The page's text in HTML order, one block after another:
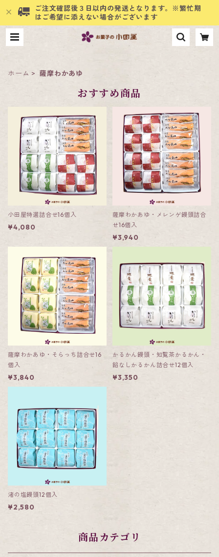
ご注文確認後３日以内の発送となります。※繁忙期
はご希望に添えない場合がございます
ホーム 薩摩わかあゆ
おすすめ商品
小田屋特選詰合せ16個入
¥4,080
薩摩わかあゆ・メレンゲ饅頭詰合
せ16個入
¥3,940
薩摩わかあゆ・そらっち詰合せ16
個入
¥3,840
かるかん饅頭・知覧茶かるかん・
餡なしかるかん詰合せ12個入
¥3,350
渚の塩饅頭12個入
¥2,580
商品カテゴリ